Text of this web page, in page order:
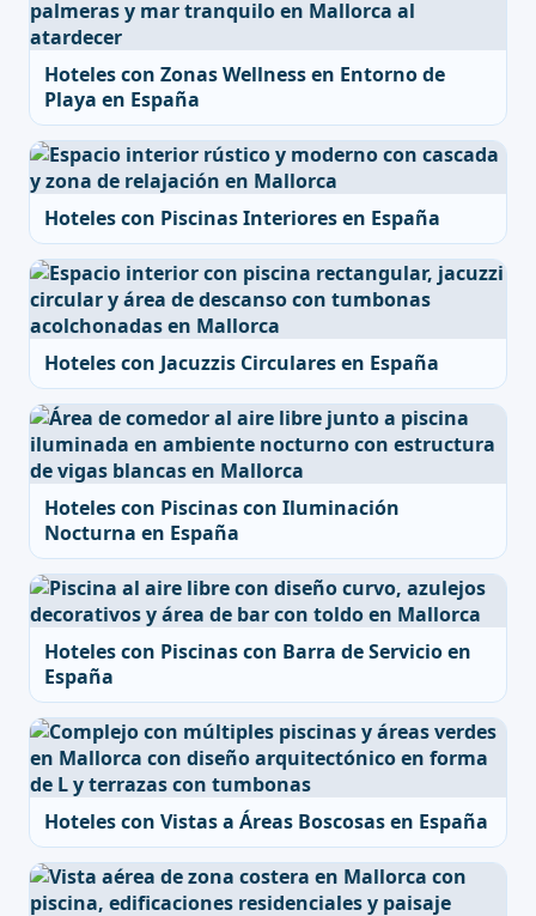
Hoteles con Zonas Wellness en Entorno de
Playa en España
Hoteles con Piscinas Interiores en España
Hoteles con Jacuzzis Circulares en España
Hoteles con Piscinas con Iluminación
Nocturna en España
Hoteles con Piscinas con Barra de Servicio en
España
Hoteles con Vistas a Áreas Boscosas en España